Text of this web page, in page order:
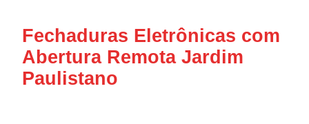
Fechaduras Eletrônicas com
Abertura Remota Jardim
Paulistano